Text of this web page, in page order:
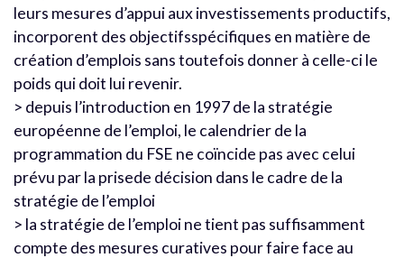
leurs mesures d’appui aux investissements productifs,
incorporent des objectifsspécifiques en matière de
création d’emplois sans toutefois donner à celle-ci le
poids qui doit lui revenir.
> depuis l’introduction en 1997 de la stratégie
européenne de l’emploi, le calendrier de la
programmation du FSE ne coïncide pas avec celui
prévu par la prisede décision dans le cadre de la
stratégie de l’emploi
> la stratégie de l’emploi ne tient pas suffisamment
compte des mesures curatives pour faire face au